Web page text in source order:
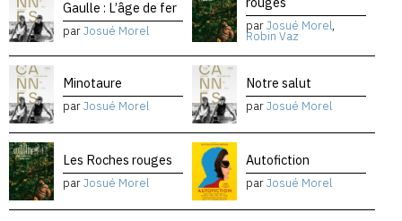
Gaulle : L’âge de fer
parJosué Morel parJosué Morel,
Robin Vaz
Minotaure
parJosué Morel
Notre salut
parJosué Morel
Les Roches rouges
parJosué Morel
Autofiction
parJosué Morel